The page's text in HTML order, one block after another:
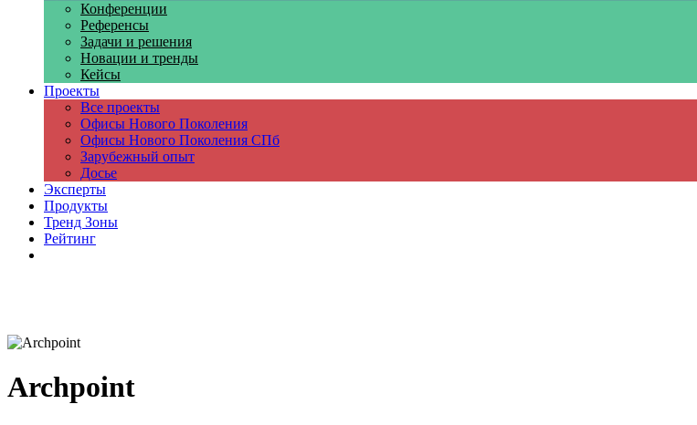
Конференции
Референсы
Задачи и решения
Новации и тренды
Кейсы
Проекты
Все проекты
Офисы Нового Поколения
Офисы Нового Поколения СПб
Зарубежный опыт
Досье
Эксперты
Продукты
Тренд Зоны
Рейтинг
Archpoint